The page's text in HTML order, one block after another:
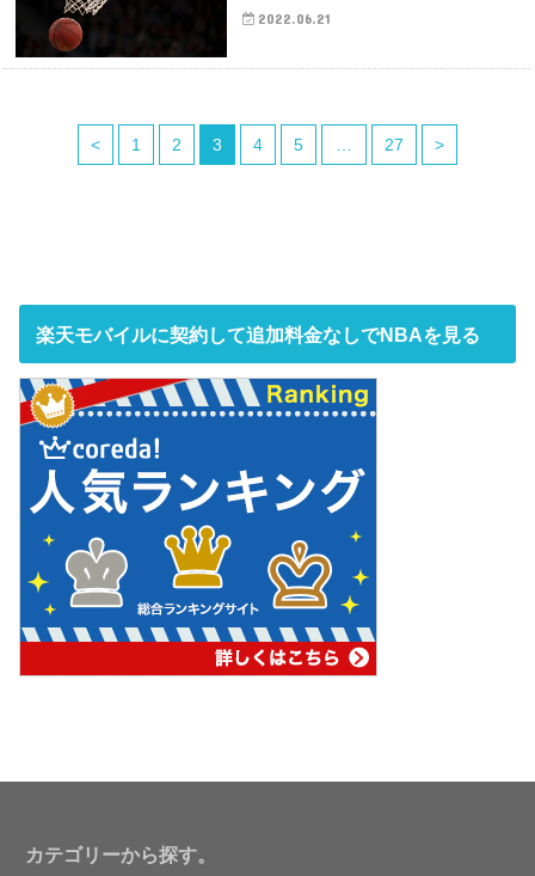
2022.06.21
< 1 2 3 4 5 27 >
楽天モバイルに契約して追加料金なしでNBAを見る
カテゴリーから探す。